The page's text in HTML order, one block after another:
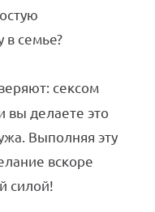
в семье?
сексом
вы делаете это
Выполняя эту
вскоре
силой!